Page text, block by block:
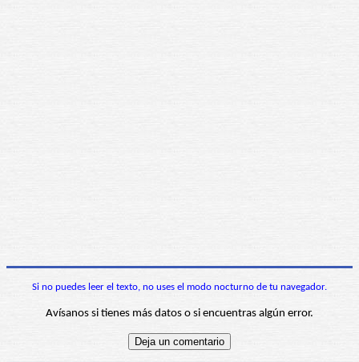
Si no puedes leer el texto, no uses el modo nocturno de tu navegador.
Avísanos si tienes más datos o si encuentras algún error.